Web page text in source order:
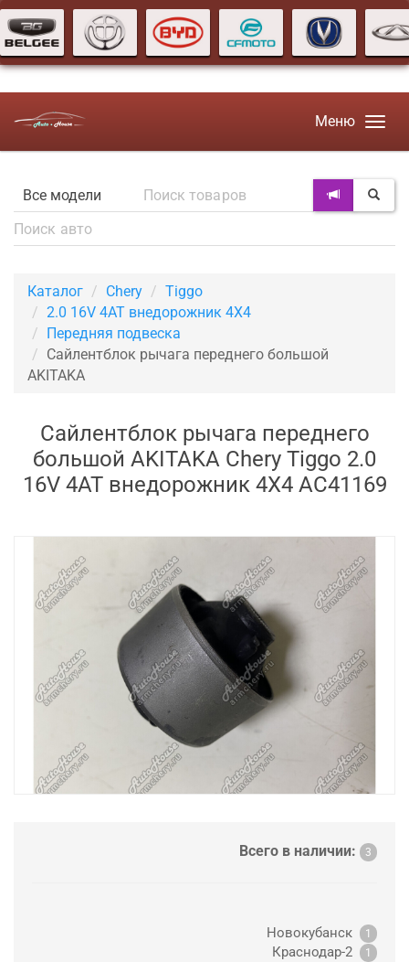
Меню
Каталог Chery
Tiggo
2.0 16V 4AT внедорожник 4X4
Передняя подвеска
Сайлентблок рычага переднего большой
AKITAKA
Сайлентблок рычага переднего
большой AKITAKA Chery Tiggo 2.0
16V 4AT внедорожник 4X4 AC41169
Всего в наличии: 3
Новокубанск 1
Краснодар-2 1